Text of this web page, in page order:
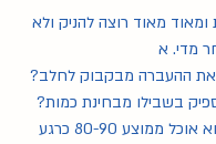
מדי. א
ההעברה מבקבוק לחלב?
בשבילו מבחינת כמות?